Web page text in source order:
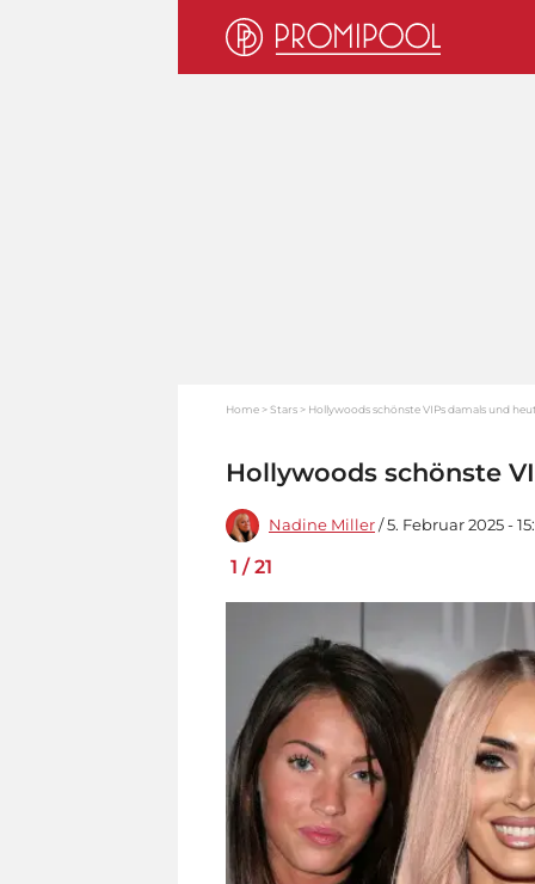
Home Stars Hollywoods schönste VIPs damals und
Hollywoods schönste
Nadine Miller / 5. Februar 2025 -
1 /21